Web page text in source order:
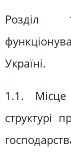
Розділ
Україні.
1.1. Місце
структурі